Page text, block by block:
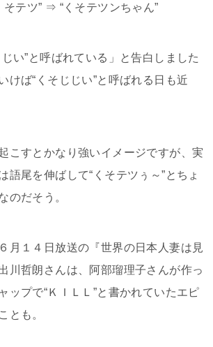
そテツ” ⇒ “くそテツンちゃん”
い”と呼ばれている」と告白しました
けば“くそじじい”と呼ばれる日も近
こすとかなり強いイメージですが、実
語尾を伸ばして“くそテツぅ～”とちょ
のだそう。
月１４日放送の『世界の日本人妻は見
川哲朗さんは、阿部瑠理子さんが作っ
ップで“ＫＩＬＬ”と書かれていたエピ
とも。